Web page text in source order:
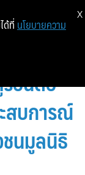
จัด
อนต่อ
สบการณ์
ชนมูลนิธิ
ด้ที่ นโยบายความ
X